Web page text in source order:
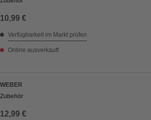
10,99 €
Verfügbarkeit im Markt prüfen
Online ausverkauft
WEBER
Zubehör
12,99 €